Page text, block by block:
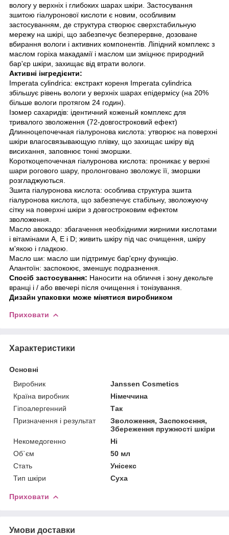
вологу у верхніх і глибоких шарах шкіри. Застосування
зшитою гіалуронової кислоти є новим, особливим
застосуванням, де структура створює сверхстабильную
мережу на шкірі, що забезпечує безперервне, дозоване
вбирання вологи і активних компонентів. Ліпідний комплекс з
маслом горіха макадамії і маслом ши зміцнює природний
бар'єр шкіри, захищає від втрати вологи.
Активні інгредієнти:
Imperata cylindrica: екстракт кореня Imperata cylindrica
збільшує рівень вологи у верхніх шарах епідермісу (на 20%
більше вологи протягом 24 годин).
Ізомер сахаридів: ідентичний коженый комплекс для
тривалого зволоження (72-довгостроковий ефект)
Длинноцепочечная гіалуронова кислота: утворює на поверхні
шкіри влагосвязывающую плівку, що захищає шкіру від
висихання, заповнює тонкі зморшки.
Короткоцепочечная гіалуронова кислота: проникає у верхні
шари рогового шару, пролонговано зволожує її, зморшки
розгладжуються.
Зшита гіалуронова кислота: особлива структура зшита
гіалуронова кислота, що забезпечує стабільну, зволожуючу
сітку на поверхні шкіри з довгостроковим ефектом
зволоження.
Масло авокадо: збагачення необхідними жирними кислотами
і вітамінами A, E і D; живить шкіру під час очищення, шкіру
м'якою і гладкою.
Масло ши: масло ши підтримує бар'єрну функцію.
Алантоїн: заспокоює, зменшує подразнення.
Спосіб застосування: Наносити на обличчя і зону декольте
вранці і / або ввечері після очищення і тонізування.
Дизайн упаковки може мінятися виробником
Приховати
Характеристики
Основні
Виробник
Janssen Cosmetics
Країна виробник
Німеччина
Гіпоалергенний
Так
Призначення і результат
Зволоження, Заспокоєння,
Збереження пружності шкіри
Некомедогенно
Ні
Об`єм
50 мл
Стать
Унісекс
Тип шкіри
Суха
Приховати
Умови доставки